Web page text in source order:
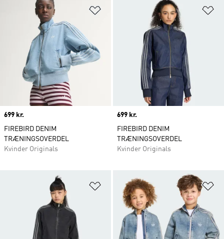
Føj til ønskeliste
Price
699 kr.
FIREBIRD DENIM
TRÆNINGSOVERDEL
Kvinder Originals
Price
699 kr.
FIREBIRD DENIM
TRÆNINGSOVERDEL
Kvinder Originals
Føj til ønskeliste